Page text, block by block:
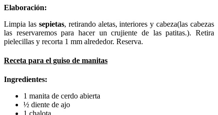
Elaboración:
Limpia las sepietas, retirando aletas, interiores y cabeza(las cabezas
las reservaremos para hacer un crujiente de las patitas.). Retira
pielecillas y recorta 1 mm alrededor. Reserva.
Receta para el guiso de manitas
Ingredientes:
1 manita de cerdo abierta
½ diente de ajo